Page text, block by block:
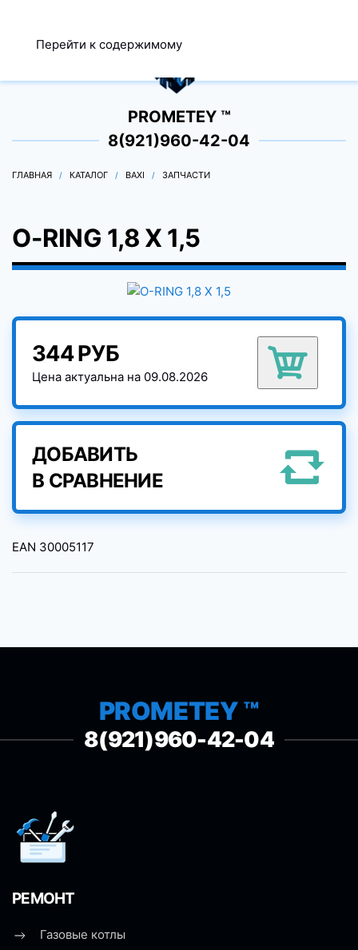
Перейти к содержимому
0
PROMETEY ™
8(921)960-42-04
ГЛАВНАЯ КАТАЛОГ BAXI ЗАПЧАСТИ
O-RING 1,8 X 1,5
344 РУБ
Цена актуальна на 09.08.2026
ДОБАВИТЬ
В СРАВНЕНИЕ
EAN 30005117
PROMETEY ™
8(921)960-42-04
РЕМОНТ
Газовые котлы